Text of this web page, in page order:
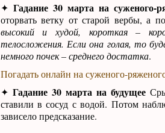
✦ Гадание 30 марта на суженого-
оторвать ветку от старой вербы, а
высокий и худой, короткая –
телосложения. Если она голая, то
немного почек – среднего достатка.
Погадать онлайн на суженого-
✦ Гадание 30 марта на будущее
ставили в сосуд с водой. Потом
зависело предсказание.